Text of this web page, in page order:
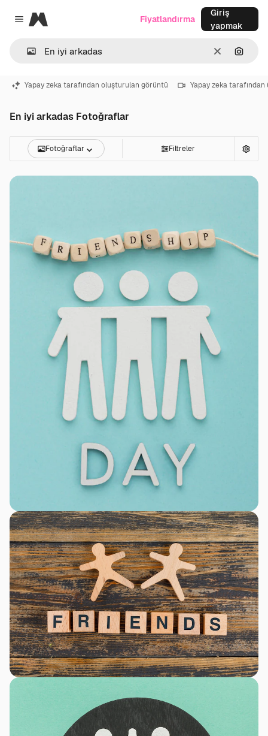
Close menu
Magnific
Temizlemek
Fiyatlandırma
Giriş
yapmak
Yapay zeka tarafından oluşturulan görüntü Yapay zeka
En iyi arkadas Fotoğraflar
Fotoğraflar Filtreler